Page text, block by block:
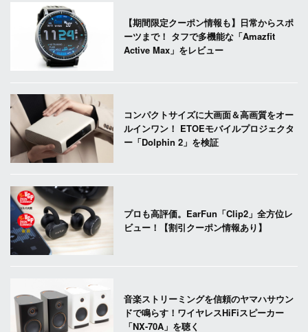
【期間限定クーポン情報も】日常からスポ
ーツまで！ タフで多機能な「Amazfit
Active Max」をレビュー
コンパクトサイズに大画面＆高画質をオー
ルインワン！ ETOEモバイルプロジェクタ
ー「Dolphin 2」を検証
プロも高評価。EarFun「Clip2」全方位レ
ビュー！【割引クーポン情報あり】
音楽ストリーミングを信頼のヤマハサウン
ドで鳴らす！ワイヤレスHiFiスピーカー
「NX-70A」を聴く